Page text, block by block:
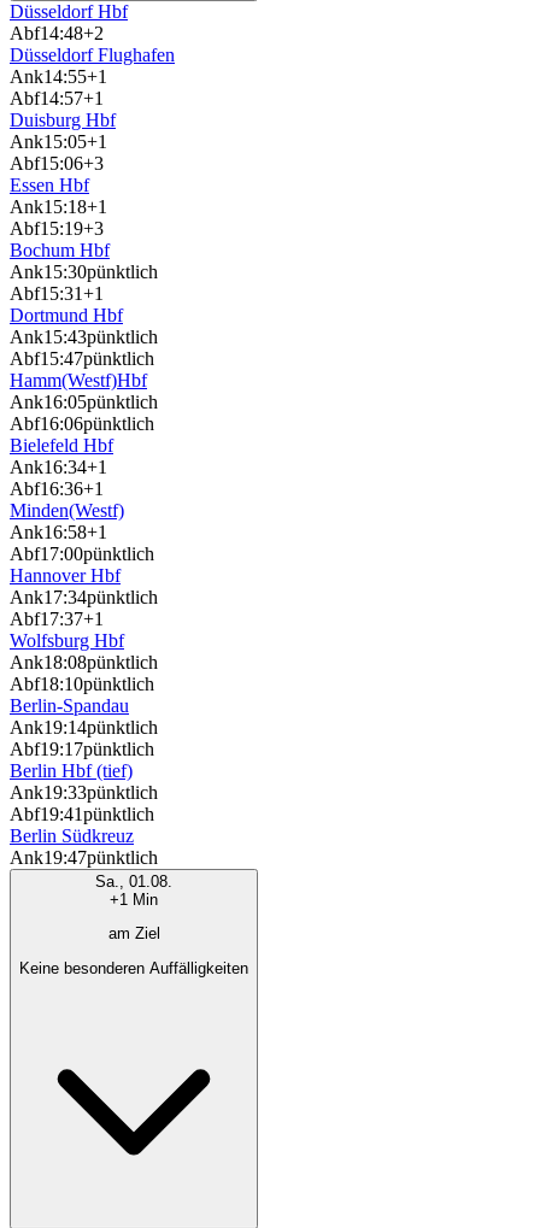
Düsseldorf Hbf
Abf14:48+2
Düsseldorf Flughafen
Ank14:55+1
Abf14:57+1
Duisburg Hbf
Ank15:05+1
Abf15:06+3
Essen Hbf
Ank15:18+1
Abf15:19+3
Bochum Hbf
Ank15:30pünktlich
Abf15:31+1
Dortmund Hbf
Ank15:43pünktlich
Abf15:47pünktlich
Hamm(Westf)Hbf
Ank16:05pünktlich
Abf16:06pünktlich
Bielefeld Hbf
Ank16:34+1
Abf16:36+1
Minden(Westf)
Ank16:58+1
Abf17:00pünktlich
Hannover Hbf
Ank17:34pünktlich
Abf17:37+1
Wolfsburg Hbf
Ank18:08pünktlich
Abf18:10pünktlich
Berlin-Spandau
Ank19:14pünktlich
Abf19:17pünktlich
Berlin Hbf (tief)
Ank19:33pünktlich
Abf19:41pünktlich
Berlin Südkreuz
Ank19:47pünktlich
Sa., 01.08.
+1 Min
am Ziel
Keine besonderen Auffälligkeiten